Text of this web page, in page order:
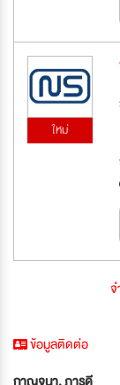
ใหม่
ข้อมูลติดต่อ